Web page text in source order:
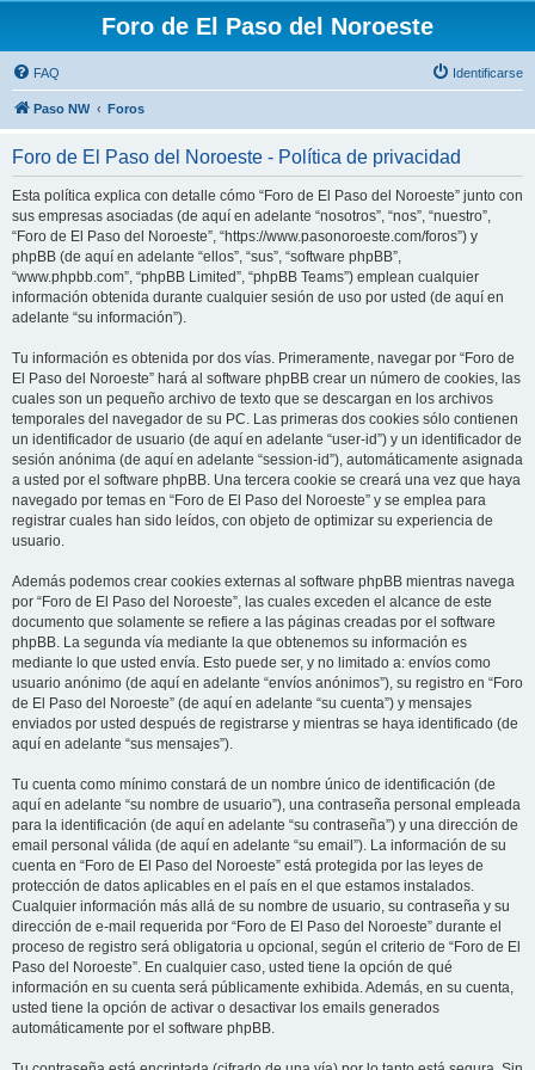
Foro de El Paso del Noroeste
FAQ Identificarse
Paso NW Foros
Foro de El Paso del Noroeste - Política de privacidad
Esta política explica con detalle cómo “Foro de El Paso del Noroeste” junto con
sus empresas asociadas (de aquí en adelante “nosotros”, “nos”, “nuestro”,
“Foro de El Paso del Noroeste”, “https://www.pasonoroeste.com/foros”) y
phpBB (de aquí en adelante “ellos”, “sus”, “software phpBB”,
“www.phpbb.com”, “phpBB Limited”, “phpBB Teams”) emplean cualquier
información obtenida durante cualquier sesión de uso por usted (de aquí en
adelante “su información”).
Tu información es obtenida por dos vías. Primeramente, navegar por “Foro de
El Paso del Noroeste” hará al software phpBB crear un número de cookies, las
cuales son un pequeño archivo de texto que se descargan en los archivos
temporales del navegador de su PC. Las primeras dos cookies sólo contienen
un identificador de usuario (de aquí en adelante “user-id”) y un identificador de
sesión anónima (de aquí en adelante “session-id”), automáticamente asignada
a usted por el software phpBB. Una tercera cookie se creará una vez que haya
navegado por temas en “Foro de El Paso del Noroeste” y se emplea para
registrar cuales han sido leídos, con objeto de optimizar su experiencia de
usuario.
Además podemos crear cookies externas al software phpBB mientras navega
por “Foro de El Paso del Noroeste”, las cuales exceden el alcance de este
documento que solamente se refiere a las páginas creadas por el software
phpBB. La segunda vía mediante la que obtenemos su información es
mediante lo que usted envía. Esto puede ser, y no limitado a: envíos como
usuario anónimo (de aquí en adelante “envíos anónimos”), su registro en “Foro
de El Paso del Noroeste” (de aquí en adelante “su cuenta”) y mensajes
enviados por usted después de registrarse y mientras se haya identificado (de
aquí en adelante “sus mensajes”).
Tu cuenta como mínimo constará de un nombre único de identificación (de
aquí en adelante “su nombre de usuario”), una contraseña personal empleada
para la identificación (de aquí en adelante “su contraseña”) y una dirección de
email personal válida (de aquí en adelante “su email”). La información de su
cuenta en “Foro de El Paso del Noroeste” está protegida por las leyes de
protección de datos aplicables en el país en el que estamos instalados.
Cualquier información más allá de su nombre de usuario, su contraseña y su
dirección de e-mail requerida por “Foro de El Paso del Noroeste” durante el
proceso de registro será obligatoria u opcional, según el criterio de “Foro de El
Paso del Noroeste”. En cualquier caso, usted tiene la opción de qué
información en su cuenta será públicamente exhibida. Además, en su cuenta,
usted tiene la opción de activar o desactivar los emails generados
automáticamente por el software phpBB.